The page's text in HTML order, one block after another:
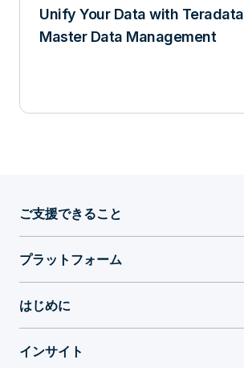
Unify Your Data with Teradata
Master Data Management
ご支援できること
プラットフォーム
はじめに
インサイト